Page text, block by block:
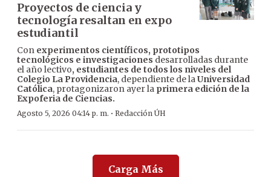
Proyectos de ciencia y
tecnología resaltan en expo
estudiantil
Con experimentos científicos, prototipos
tecnológicos e investigaciones desarrolladas durante
el año lectivo, estudiantes de todos los niveles del
Colegio La Providencia, dependiente de laUniversidad
Católica, protagonizaron ayer la primera edición de la
Expoferia de Ciencias.
Agosto 5, 2026 04:14 p. m. · Redacción ÚH
Carga Más